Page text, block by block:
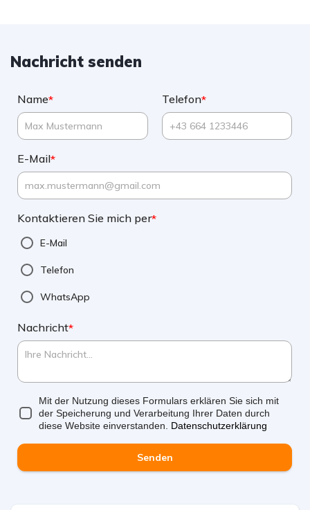
Nachricht senden
Name* Telefon*
E-Mail*
Kontaktieren Sie mich per*
E-Mail
Telefon
WhatsApp
Nachricht*
Mit der Nutzung dieses Formulars erklären Sie sich mit
der Speicherung und Verarbeitung Ihrer Daten durch
diese Website einverstanden. Datenschutzerklärung
Senden